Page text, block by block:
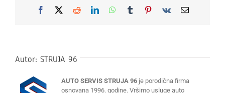
Facebook
X RedditLinkedInWhatsApp
TumblrPinterest
Vk Email
Autor: STRUJA 96
AUTO SERVIS STRUJA 96 je porodična firma
osnovana 1996. godine. Vršimo usluge auto